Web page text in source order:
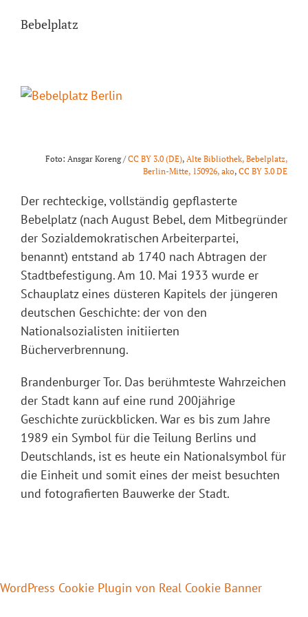
InhaltBebelplatz
View
Foto: Ansgar Koreng /CC BY 3.0 (DE), Alte Bibliothek, Bebelplatz,
Berlin-Mitte, 150926, ako, CC BY 3.0 DE
Der rechteckige, vollständig gepflasterte
Bebelplatz (nach August Bebel, dem Mitbegründer
der Sozialdemokratischen Arbeiterpartei,
benannt) entstand ab 1740 nach Abtragen der
Stadtbefestigung. Am 10. Mai 1933 wurde er
Schauplatz eines düsteren Kapitels der jüngeren
deutschen Geschichte: der von den
Nationalsozialisten initiierten
Bücherverbrennung.
Brandenburger Tor. Das berühmteste Wahrzeichen
der Stadt kann auf eine rund 200jährige
Geschichte zurückblicken. War es bis zum Jahre
1989 ein Symbol für die Teilung Berlins und
Deutschlands, ist es heute ein Nationalsymbol für
die Einheit und somit eines der meist besuchten
und fotografierten Bauwerke der Stadt.
WordPress Cookie Plugin von Real Cookie Banner